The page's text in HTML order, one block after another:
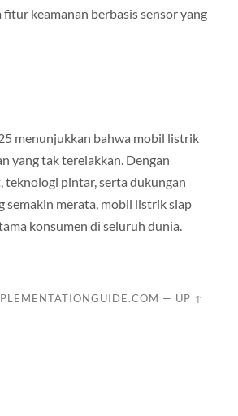
fitur keamanan berbasis sensor yang
menunjukkan bahwa mobil listrik
yang tak terelakkan. Dengan
teknologi pintar, serta dukungan
semakin merata, mobil listrik siap
konsumen di seluruh dunia.
— UP ↑